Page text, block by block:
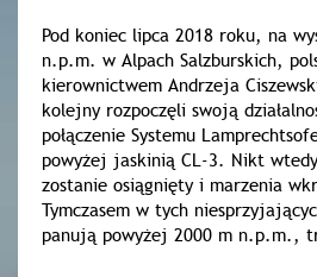
Pod koniec lipca 2018 roku, na
n.p.m. w Alpach Salzburskich,
kierownictwem Andrzeja
kolejny rozpoczęli swoją
połączenie Systemu
powyżej jaskinią CL-3. Nikt
zostanie osiągnięty i marzenia
Tymczasem w tych
panują powyżej 2000 m n.p.m.,